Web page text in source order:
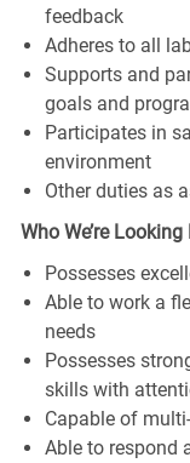
feedback
Adheres to all
Supports and
goals and
Participates in
environment
Other duties as
Who We’re Looking
Possesses
Able to work a
needs
Possesses
skills with
Capable of
Able to respond